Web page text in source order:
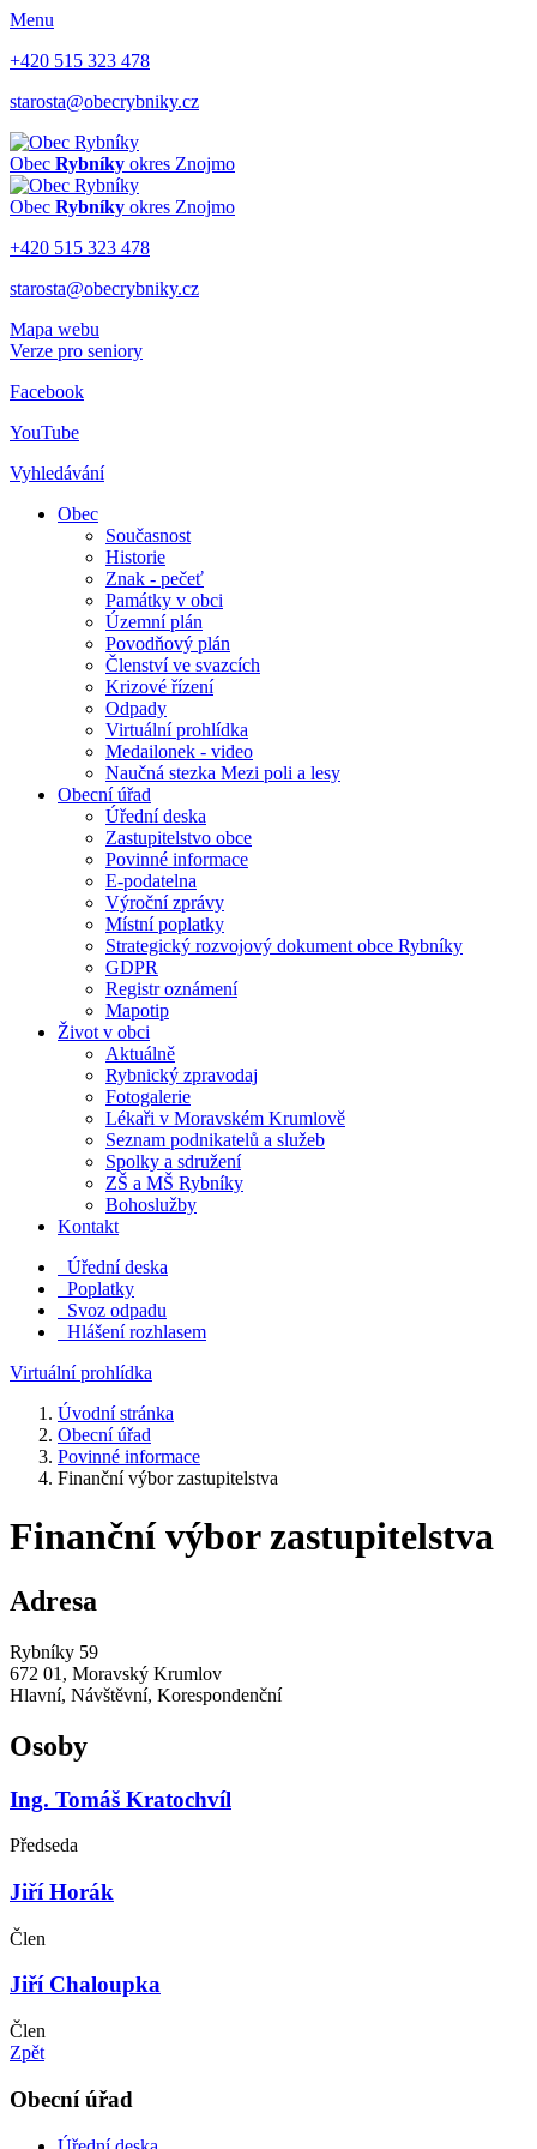
Menu
+420 515 323 478
starosta@obecrybniky.cz
Obec Rybníky okres Znojmo
Obec Rybníky okres Znojmo
+420 515 323 478
starosta@obecrybniky.cz
Mapa webu
Verze pro seniory
Facebook
YouTube
Vyhledávání
Obec
Současnost
Historie
Znak - pečeť
Památky v obci
Územní plán
Povodňový plán
Členství ve svazcích
Krizové řízení
Odpady
Virtuální prohlídka
Medailonek - video
Naučná stezka Mezi poli a lesy
Obecní úřad
Úřední deska
Zastupitelstvo obce
Povinné informace
E-podatelna
Výroční zprávy
Místní poplatky
Strategický rozvojový dokument obce Rybníky
GDPR
Registr oznámení
Mapotip
Život v obci
Aktuálně
Rybnický zpravodaj
Fotogalerie
Lékaři v Moravském Krumlově
Seznam podnikatelů a služeb
Spolky a sdružení
ZŠ a MŠ Rybníky
Bohoslužby
Kontakt
Úřední deska
Poplatky
Svoz odpadu
Hlášení rozhlasem
Virtuální prohlídka
Úvodní stránka
Obecní úřad
Povinné informace
Finanční výbor zastupitelstva
Finanční výbor zastupitelstva
Adresa
Rybníky 59
672 01, Moravský Krumlov
Hlavní, Návštěvní, Korespondenční
Osoby
Ing. Tomáš Kratochvíl
Předseda
Jiří Horák
Člen
Jiří Chaloupka
Člen
Zpět
Obecní úřad